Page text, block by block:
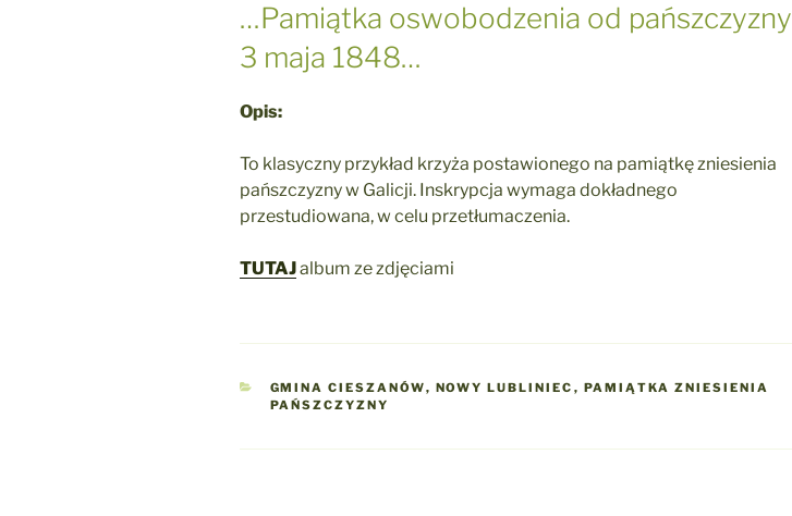
…Pamiątka oswobodzenia od pańszczyzny
3 maja 1848…
Opis:
To klasyczny przykład krzyża postawionego na pamiątkę zniesienia
pańszczyzny w Galicji. Inskrypcja wymaga dokładnego
przestudiowana, w celu przetłumaczenia.
TUTAJalbum ze zdjęciami
KATEGORIE
GMINA CIESZANÓW, NOWY LUBLINIEC , PAMIĄTKA ZNIESIENIA
PAŃSZCZYZNY